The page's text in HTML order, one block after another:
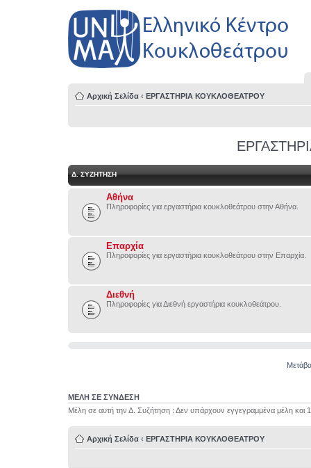
Αρχική Σελίδα ‹ ΕΡΓΑΣΤΗΡΙΑ ΚΟΥΚΛΟΘΕΑΤΡΟΥ
Δ. ΣΥΖΉΤΗΣΗ
Αθήνα
Πληροφορίες για εργαστήρια κουκλοθεάτρου στην Αθήνα.
Επαρχία
Πληροφορίες για εργαστήρια κουκλοθεάτρου στην Επαρχία.
Διεθνή
Πληροφορίες για Διεθνή εργαστήρια κουκλοθεάτρου.
ΜΕΛΗ ΣΕ ΣΥΝΔΕΣΗ
Μέλη σε αυτή την Δ. Συζήτηση : Δεν υπάρχουν εγγεγραμμένα μέλη και
Αρχική Σελίδα ‹ ΕΡΓΑΣΤΗΡΙΑ ΚΟΥΚΛΟΘΕΑΤΡΟΥ